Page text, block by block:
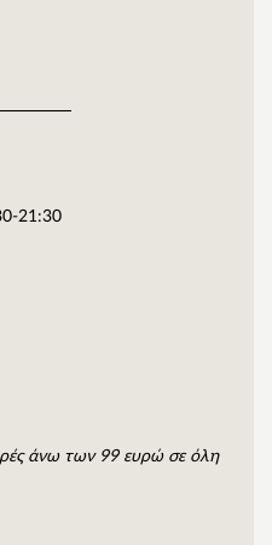
21:30
άνω των 99 ευρώ σε όλη